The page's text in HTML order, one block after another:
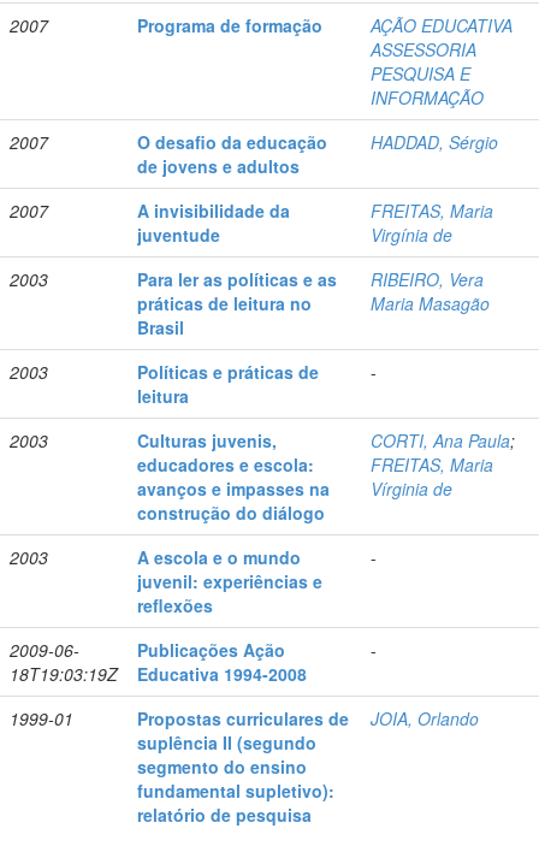
2007 Programa de formação
AÇÃO EDUCATIVA
ASSESSORIA
PESQUISA E
INFORMAÇÃO
2007
O desafio da educação
de jovens e adultos
HADDAD, Sérgio
2007
A invisibilidade da
juventude
FREITAS, Maria
Virgínia de
2003
Para ler as políticas e as
práticas de leitura no
Brasil
RIBEIRO, Vera
Maria Masagão
2003
Políticas e práticas de
leitura
-
2003
Culturas juvenis,
educadores e escola:
avanços e impasses na
construção do diálogo
CORTI, Ana Paula;
FREITAS, Maria
Vírginia de
2003
A escola e o mundo
juvenil: experiências e
reflexões
-
2009-06-
18T19:03:19Z
Publicações Ação
Educativa 1994-2008
-
1999-01
Propostas curriculares de
suplência II (segundo
segmento do ensino
fundamental supletivo):
relatório de pesquisa
JOIA, Orlando